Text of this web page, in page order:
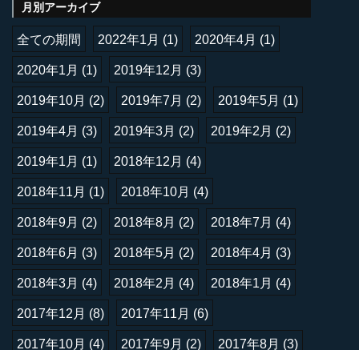
月別アーカイブ
全ての期間 2022年1月 (1) 2020年4月 (1)
2020年1月 (1) 2019年12月 (3)
2019年10月 (2) 2019年7月 (2) 2019年5月 (1)
2019年4月 (3) 2019年3月 (2) 2019年2月 (2)
2019年1月 (1) 2018年12月 (4)
2018年11月 (1) 2018年10月 (4)
2018年9月 (2) 2018年8月 (2) 2018年7月 (4)
2018年6月 (3) 2018年5月 (2) 2018年4月 (3)
2018年3月 (4) 2018年2月 (4) 2018年1月 (4)
2017年12月 (8) 2017年11月 (6)
2017年10月 (4) 2017年9月 (2) 2017年8月 (3)